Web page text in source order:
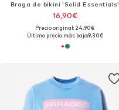
Braga de bikini 'Solid Essentials'
16,90€
Precio original: 24,90€
Último precio más bajo:9,30€